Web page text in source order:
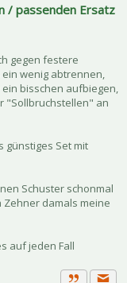
/ passenden Ersatz
gegen festere
ein wenig abtrennen,
bisschen aufbiegen,
"Sollbruchstellen" an
günstiges Set mit
Schuster schonmal
damals meine
auf jeden Fall